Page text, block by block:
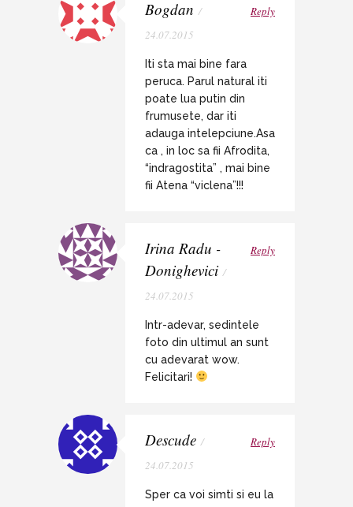
Bogdan /
24.07.2015
Reply
Iti sta mai bine fara
peruca. Parul natural iti
poate lua putin din
frumusete, dar iti
adauga intelepciune.Asa
ca , in loc sa fii Afrodita,
“indragostita” , mai bine
fii Atena “viclena”!!!
Irina Radu -
Donighevici /
24.07.2015
Reply
Intr-adevar, sedintele
foto din ultimul an sunt
cu adevarat wow.
Felicitari!
Descude /
24.07.2015
Reply
Sper ca voi simti si eu la